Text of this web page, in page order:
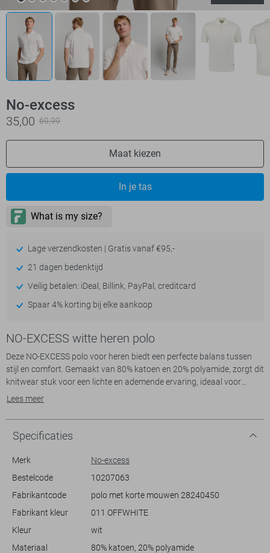
No-excess
35,00 69,99
Maat kiezen
In je tas
Lage verzendkosten | Gratis vanaf €95,-
21 dagen bedenktijd
Veilig betalen: iDeal, Billink, PayPal, creditcard
Spaar 4% korting bij elke aankoop
NO-EXCESS witte heren polo
Deze NO-EXCESS polo voor heren biedt een perfecte balans tussen
stijl en comfort. Gemaakt van 80% katoen en 20% polyamide, zorgt dit
knitwear stuk voor een lichte en ademende ervaring, ideaal voor
zomerse dagen. De polo komt in een subtiele off-white tint en heeft
met knoopsluiting geeft je de mogelijkheid om de pasvorm naar wens
aan te passen, terwijl de korte mouwen een casual touch bieden.
Met zijn normale lengte en regular fit is deze polo geschikt voor
diverse gelegenheden, van een ontspannen weekendbrunch tot een
een verzorgde uitstraling of draag hem met je favoriete jeans voor
een meer casual look. De lichte kleur en het klassieke ontwerp maken
het een veelzijdig item dat makkelijk te matchen is met verschillende
Lees meer
Specificaties
Merk
No-excess
Bestelcode
10207063
Fabrikantcode
polo met korte mouwen 28240450
Fabrikant kleur
011 OFFWHITE
Kleur
wit
Materiaal
80% katoen, 20% polyamide